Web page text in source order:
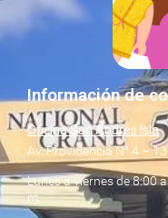
Información de
Oficina San Andrés Isla
Av. Providencia N° 4 –
Lunes a viernes de 8:00
m.